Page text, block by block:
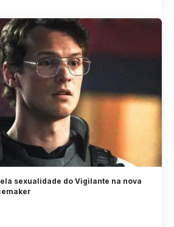
sexualidade do Vigilante na nova